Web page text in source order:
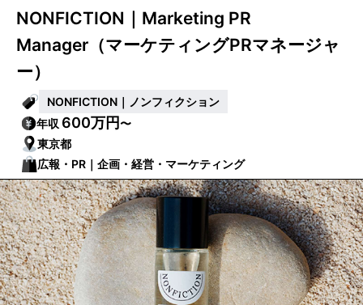
NONFICTION｜Marketing PR
Manager（マーケティングPRマネージャ
ー）
NONFICTION｜ノンフィクション
年収 600万円〜
東京都
広報・PR｜企画・経営・マーケティング